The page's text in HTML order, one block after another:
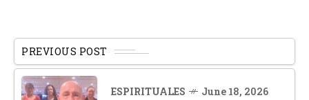
PREVIOUS POST
ESPIRITUALES June 18, 2026